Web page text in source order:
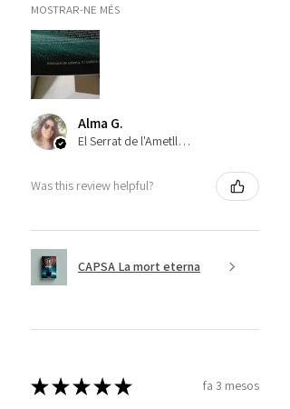
MOSTRAR-NE MÉS
Alma G.
El Serrat de l'Ametlla, ES-CT
Was this review helpful?
CAPSA La mort eterna
★★★★★ fa 3 mesos